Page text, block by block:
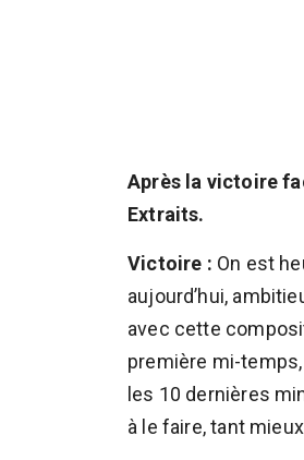
Après la victoire
Extraits.
Victoire : On est
aujourd’hui,
avec cette
première mi-
les 10 dernières
à le faire, tant